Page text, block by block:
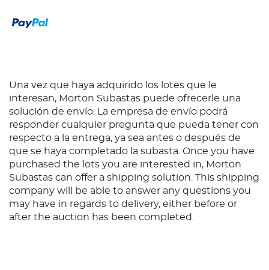
Una vez que haya adquirido los lotes que le
interesan, Morton Subastas puede ofrecerle una
solución de envío. La empresa de envío podrá
responder cualquier pregunta que pueda tener con
respecto a la entrega, ya sea antes o después de
que se haya completado la subasta. Once you have
purchased the lots you are interested in, Morton
Subastas can offer a shipping solution. This shipping
company will be able to answer any questions you
may have in regards to delivery, either before or
after the auction has been completed.